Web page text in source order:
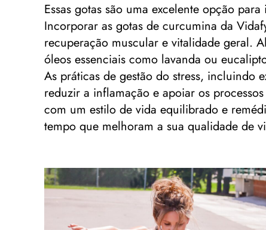
Essas gotas são uma excelente opção
Incorporar as gotas de curcumina da
recuperação muscular e vitalidade geral.
óleos essenciais como lavanda ou
As práticas de gestão do stress, incluindo
reduzir a inflamação e apoiar os
com um estilo de vida equilibrado e
tempo que melhoram a sua qualidade de